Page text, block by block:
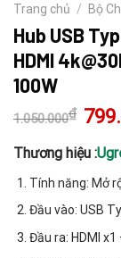
Trang chủ / Bộ
Hub USB
HDMI
100W
1.050.000₫ Giá
gốc
Thương hiệu :
Tính năng: Mở
Đầu vào: USB
Đầu ra: HDMI